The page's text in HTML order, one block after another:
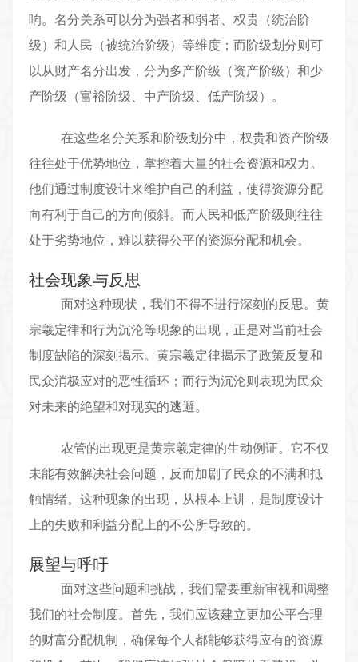
响。名分关系可以分为强者和弱者、权贵（统治阶
级）和人民（被统治阶级）等维度；而阶级划分则可
以从财产名分出发，分为多产阶级（资产阶级）和少
产阶级（富裕阶级、中产阶级、低产阶级）。
在这些名分关系和阶级划分中，权贵和资产阶级
往往处于优势地位，掌控着大量的社会资源和权力。
他们通过制度设计来维护自己的利益，使得资源分配
向有利于自己的方向倾斜。而人民和低产阶级则往往
处于劣势地位，难以获得公平的资源分配和机会。
社会现象与反思
面对这种现状，我们不得不进行深刻的反思。 黄
宗羲定律和行为沉沦等现象的出现，正是对当前社会
制度缺陷的深刻揭示。黄宗羲定律揭示了政策反复和
民众消极应对的恶性循环；而行为沉沦则表现为民众
对未来的绝望和对现实的逃避。
农管的出现更是黄宗羲定律的生动例证。它不仅
未能有效解决社会问题，反而加剧了民众的不满和抵
触情绪。这种现象的出现，从根本上讲，是制度设计
上的失败和利益分配上的不公所导致的。
展望与呼吁
面对这些问题和挑战，我们需要重新审视和调整
我们的社会制度。首先，我们应该建立更加公平合理
的财富分配机制，确保每个人都能够获得应有的资源